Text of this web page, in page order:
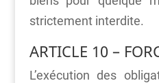
strictement interdite.
ARTICLE 10 –
L’exécution des